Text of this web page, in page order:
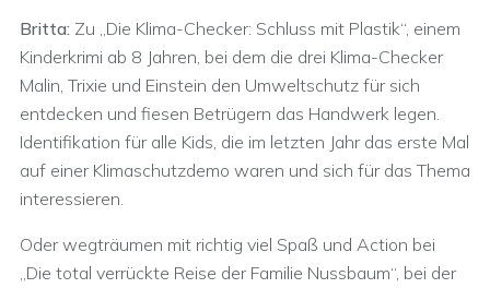
Britta: Zu „Die Klima-Checker: Schluss mit Plastik“, einem
Kinderkrimi ab 8 Jahren, bei dem die drei Klima-Checker
Malin, Trixie und Einstein den Umweltschutz für sich
entdecken und fiesen Betrügern das Handwerk legen.
Identifikation für alle Kids, die im letzten Jahr das erste Mal
auf einer Klimaschutzdemo waren und sich für das Thema
interessieren.
Oder wegträumen mit richtig viel Spaß und Action bei
„Die total verrückte Reise der Familie Nussbaum“, bei der